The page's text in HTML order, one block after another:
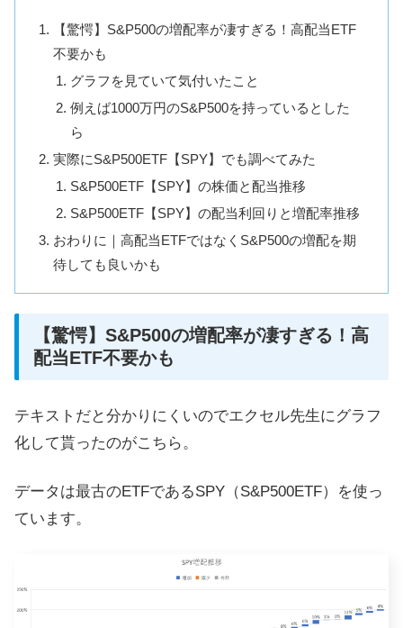
【驚愕】S&P500の増配率が凄すぎる！高配当ETF
不要かも
グラフを見ていて気付いたこと
例えば1000万円のS&P500を持っているとした
ら
実際にS&P500ETF【SPY】でも調べてみた
S&P500ETF【SPY】の株価と配当推移
S&P500ETF【SPY】の配当利回りと増配率推移
おわりに｜高配当ETFではなくS&P500の増配を期
待しても良いかも
【驚愕】S&P500の増配率が凄すぎる！高
配当ETF不要かも
テキストだと分かりにくいのでエクセル先生にグラフ
化して貰ったのがこちら。
データは最古のETFであるSPY（S&P500ETF）を使っ
ています。